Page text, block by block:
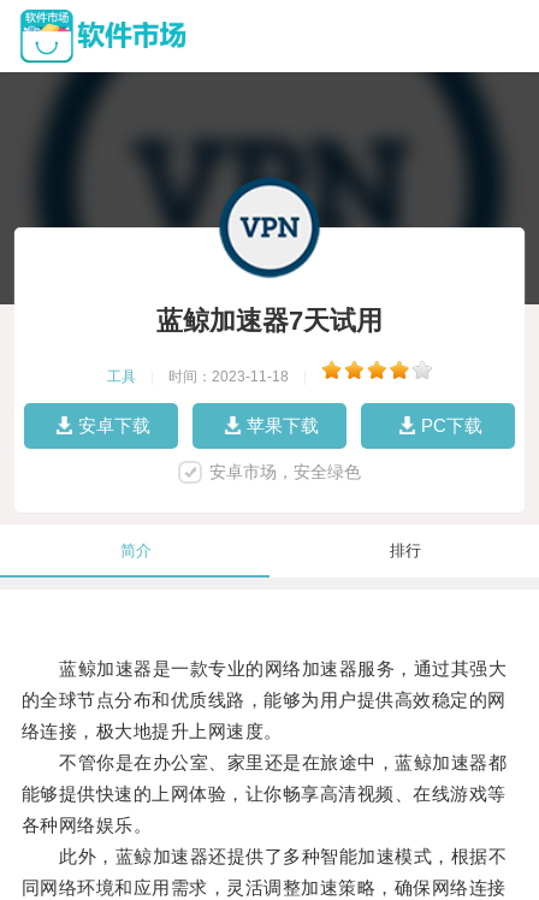
蓝鲸加速器7天试用
工具 时间：2023-11-18
安卓下载 苹果下载 PC下载
安卓市场，安全绿色
简介 排行
蓝鲸加速器是一款专业的网络加速器服务，通过其强大
的全球节点分布和优质线路，能够为用户提供高效稳定的网
络连接，极大地提升上网速度。
不管你是在办公室、家里还是在旅途中，蓝鲸加速器都
能够提供快速的上网体验，让你畅享高清视频、在线游戏等
各种网络娱乐。
此外，蓝鲸加速器还提供了多种智能加速模式，根据不
同网络环境和应用需求，灵活调整加速策略，确保网络连接